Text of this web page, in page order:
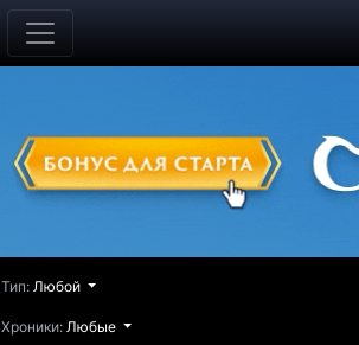
Тип: Любой
Хроники: Любые